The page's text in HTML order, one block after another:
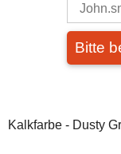
Bitte
Kalkfarbe - Dusty